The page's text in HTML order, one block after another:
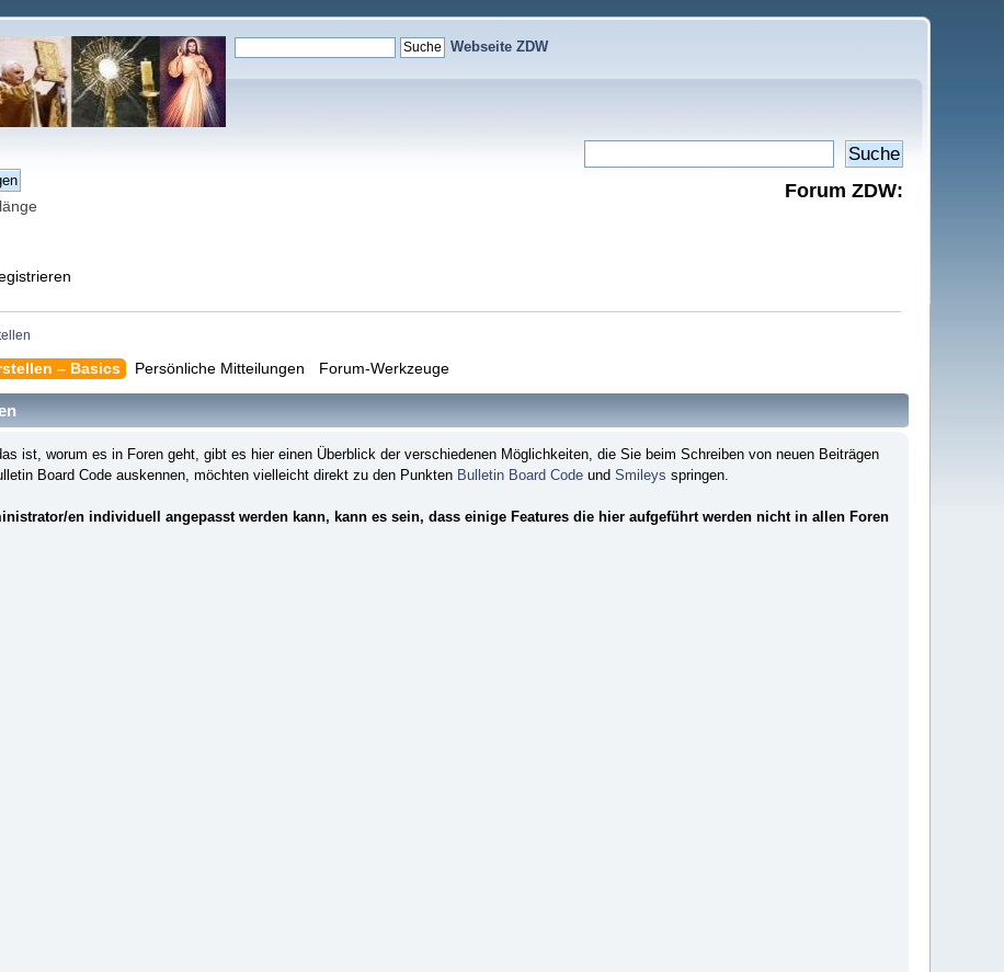
Webseite ZDW
Forum ZDW:
– Basics Persönliche Mitteilungen Forum-Werkzeuge
ist, worum es in Foren geht, gibt es hier einen Überblick der verschiedenen Möglichkeiten, die Sie beim Schreiben von neuen Beiträgen
Board Code auskennen, möchten vielleicht direkt zu den Punkten Bulletin Board Code und Smileys springen.
en individuell angepasst werden kann, kann es sein, dass einige Features die hier aufgeführt werden nicht in allen Foren